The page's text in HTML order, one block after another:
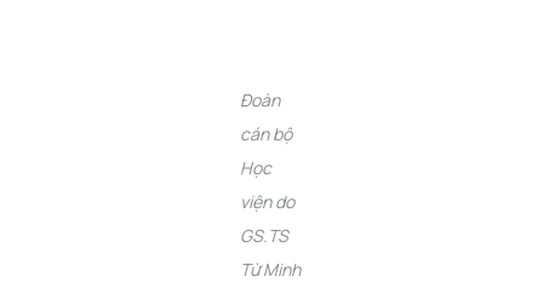
Đoàn
cán bộ
Học
viện do
GS.TS
Từ Minh